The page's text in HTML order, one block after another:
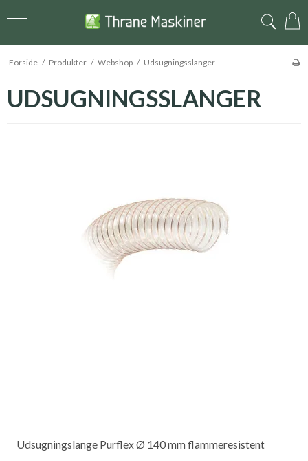
Forside / Produkter / Webshop / Udsugningsslanger
UDSUGNINGSSLANGER
Udsugningslange Purflex Ø 140 mm flammeresistent